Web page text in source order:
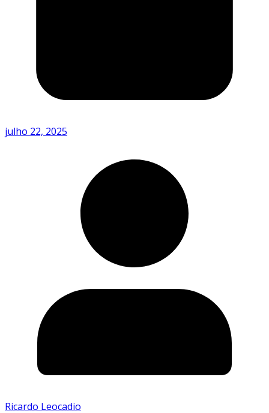
julho 22, 2025
Ricardo Leocadio